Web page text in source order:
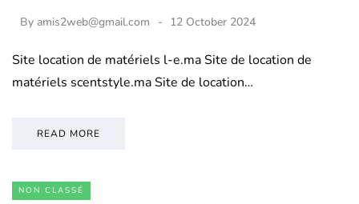
By amis2web@gmail.com 12 October 2024
Site location de matériels l-e.ma Site de location de
matériels scentstyle.ma Site de location…
READ MORE
NON CLASSÉ